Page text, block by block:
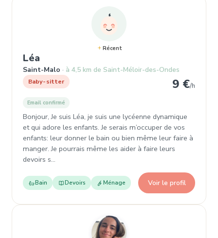
Récent
Léa
Saint-Malo à 4,5 km de Saint-Méloir-des-Ondes
Baby-sitter 9 €/h
Email confirmé
Bonjour, Je suis Léa, je suis une lycéenne dynamique
et qui adore les enfants. Je serais m’occuper de vos
enfants: leur donner le bain ou bien même leur faire à
manger. Je pourrais même les aider à faire leurs
devoirs s…
Bain Devoirs Ménage Voir le profil